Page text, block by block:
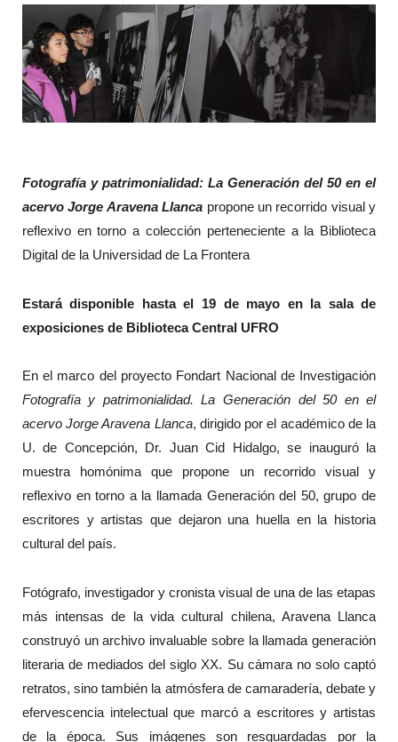
Fotografía y patrimonialidad: La Generación del 50 en el
acervo Jorge Aravena Llanca propone un recorrido visual y
reflexivo en torno a colección perteneciente a la Biblioteca
Digital de la Universidad de La Frontera
Estará disponible hasta el 19 de mayo en la sala de
exposiciones de Biblioteca Central UFRO
En el marco del proyecto Fondart Nacional de Investigación
Fotografía y patrimonialidad. La Generación del 50 en el
acervo Jorge Aravena Llanca, dirigido por el académico de la
U. de Concepción, Dr. Juan Cid Hidalgo, se inauguró la
muestra homónima que propone un recorrido visual y
reflexivo en torno a la llamada Generación del 50, grupo de
escritores y artistas que dejaron una huella en la historia
cultural del país.
Fotógrafo, investigador y cronista visual de una de las etapas
más intensas de la vida cultural chilena, Aravena Llanca
construyó un archivo invaluable sobre la llamada generación
literaria de mediados del siglo XX. Su cámara no solo captó
retratos, sino también la atmósfera de camaradería, debate y
efervescencia intelectual que marcó a escritores y artistas
de la época. Sus imágenes son resguardadas por la